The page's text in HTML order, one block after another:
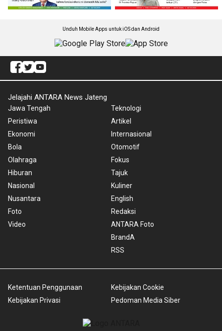
Unduh Mobile Apps untuk iOS dan Android
Jelajahi ANTARA News Jateng
Jawa Tengah
Peristiwa
Ekonomi
Bola
Olahraga
Hiburan
Nasional
Nusantara
Foto
Video
Teknologi
Artikel
Internasional
Otomotif
Fokus
Tajuk
Kuliner
English
Redaksi
ANTARA Foto
BrandA
RSS
Ketentuan Penggunaan
Kebijakan Privasi
Kebijakan Cookie
Pedoman Media Siber